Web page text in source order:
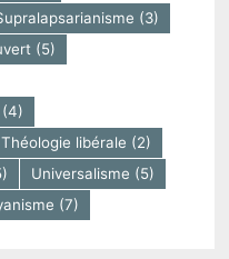
(3)
(5)
(4)
Théologie libérale (2)
Universalisme (5)
(7)